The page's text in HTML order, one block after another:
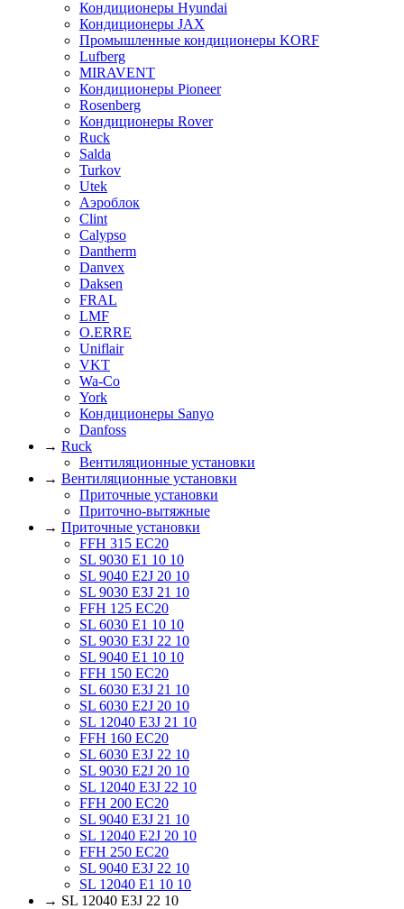
Кондиционеры Hyundai
Кондиционеры JAX
Промышленные кондиционеры KORF
Lufberg
MIRAVENT
Кондиционеры Pioneer
Rosenberg
Кондиционеры Rover
Ruck
Salda
Turkov
Utek
Аэроблок
Clint
Calypso
Dantherm
Danvex
Daksen
FRAL
LMF
O.ERRE
Uniflair
VKT
Wa-Co
York
Кондиционеры Sanyo
Danfoss
→ Ruck
Вентиляционные установки
→ Вентиляционные установки
Приточные установки
Приточно-вытяжные
→ Приточные установки
FFH 315 EC20
SL 9030 E1 10 10
SL 9040 E2J 20 10
SL 9030 E3J 21 10
FFH 125 EC20
SL 6030 E1 10 10
SL 9030 E3J 22 10
SL 9040 E1 10 10
FFH 150 EC20
SL 6030 E3J 21 10
SL 6030 E2J 20 10
SL 12040 E3J 21 10
FFH 160 EC20
SL 6030 E3J 22 10
SL 9030 E2J 20 10
SL 12040 E3J 22 10
FFH 200 EC20
SL 9040 E3J 21 10
SL 12040 E2J 20 10
FFH 250 EC20
SL 9040 E3J 22 10
SL 12040 E1 10 10
→ SL 12040 E3J 22 10